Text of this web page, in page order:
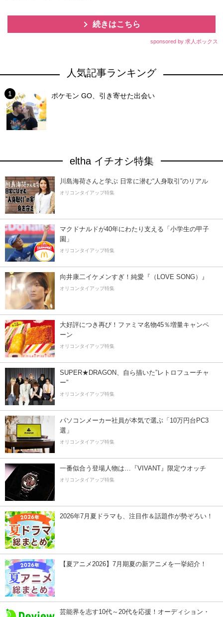
続きはこちら
sponsored by 求人ボックス
人気記事ランキング
ポケモン GO、引き寄せた出会い
eltha イチオシ特集
川島海荷さんと学ぶ 日常に潜む“人身取引”のリアル
オリコンタイアップ特集
マクドナルドが40年にわたり支える「小学生の甲子
園」
オリコンタイアップ特集
向井康二イケメンすぎ！純愛『（LOVE SONG）』
オリコンタイアップ特集
大好評につき再び！ファミマ名物45％増量キャンペ
ーン
オリコンタイアップ特集
SUPER★DRAGON、自ら描いた”レトロフューチャ
ー”
オリコンタイアップ特集
パソコンメーカー社員が本気で選ぶ「10万円台PC3
選」
オリコンタイアップ特集
一番似合う登場人物は…『VIVANT』限定ウオッチ
オリコンタイアップ特集
2026年7月夏ドラマも、注目作＆話題作が勢ぞろい！
【夏アニメ2026】7月期夏の新アニメを一挙紹介！
芸能界を志す10代～20代を応援！オーディション・